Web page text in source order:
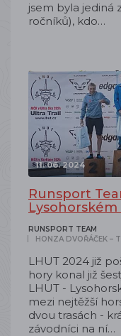
jsem byla jediná
ročníků), kdo…
11. 06. 2024
Runsport
RUNSPORT TEAM
HONZA DVOŘÁČEK –
LHUT 2024 již
hory konal již
LHUT -
mezi nejtěžší
dvou trasách -
závodníci na ní…